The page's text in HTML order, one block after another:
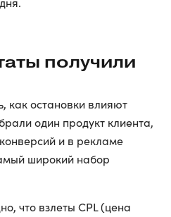
получили
как остановки влияют
один продукт клиента,
и в рекламе
широкий набор
что взлеты CPL (цена